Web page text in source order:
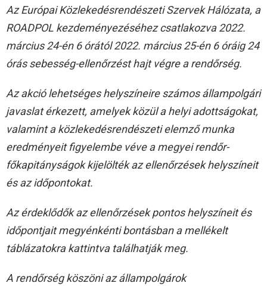
Az Európai Közlekedésrendészeti Szervek Hálózata, a
ROADPOL kezdeményezéséhez csatlakozva 2022.
március 24-én 6 órától 2022. március 25-én 6 óráig 24
órás sebesség-ellenőrzést hajt végre a rendőrség.
Az akció lehetséges helyszíneire számos állampolgári
javaslat érkezett, amelyek közül a helyi adottságokat,
valamint a közlekedésrendészeti elemző munka
eredményeit figyelembe véve a megyei rendőr-
főkapitányságok kijelölték az ellenőrzések helyszíneit
és az időpontokat.
Az érdeklődők az ellenőrzések pontos helyszíneit és
időpontjait megyénkénti bontásban a mellékelt
táblázatokra kattintva találhatják meg.
A rendőrség köszöni az állampolgárok